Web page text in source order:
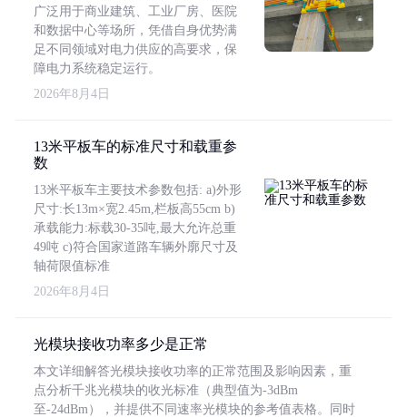
广泛用于商业建筑、工业厂房、医院
和数据中心等场所，凭借自身优势满
足不同领域对电力供应的高要求，保
障电力系统稳定运行。
2026年8月4日
13米平板车的标准尺寸和载重参
数
13米平板车主要技术参数包括: a)外形
尺寸:长13m×宽2.45m,栏板高55cm b)
承载能力:标载30-35吨,最大允许总重
49吨 c)符合国家道路车辆外廓尺寸及
轴荷限值标准
2026年8月4日
光模块接收功率多少是正常
本文详细解答光模块接收功率的正常范围及影响因素，重
点分析千兆光模块的收光标准（典型值为-3dBm
至-24dBm），并提供不同速率光模块的参考值表格。同时